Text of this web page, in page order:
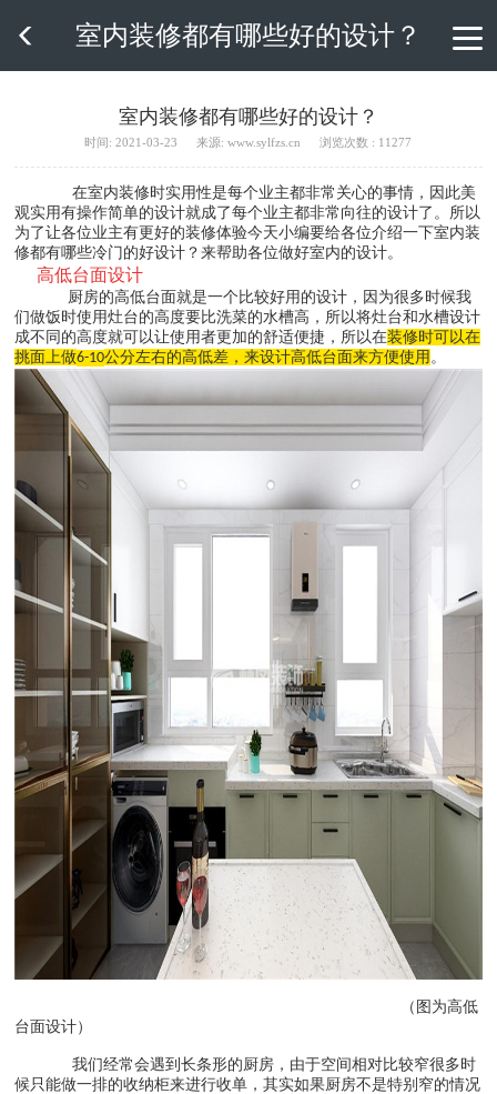
 室内装修都有哪些好的设计？
室内装修都有哪些好的设计？
时间: 2021-03-23 来源: www.sylfzs.cn 浏览次数 : 11277
在室内装修时实用性是每个业主都非常关心的事情，因此美
观实用有操作简单的设计就成了每个业主都非常向往的设计了。所以
为了让各位业主有更好的装修体验今天小编要给各位介绍一下室内装
修都有哪些冷门的好设计？来帮助各位做好室内的设计。
高低台面设计
厨房的高低台面就是一个比较好用的设计，因为很多时候我
们做饭时使用灶台的高度要比洗菜的水槽高，所以将灶台和水槽设计
成不同的高度就可以让使用者更加的舒适便捷，所以在装修时可以在
挑面上做6-10公分左右的高低差，来设计高低台面来方便使用 。
（图为高低
台面设计）
我们经常会遇到长条形的厨房，由于空间相对比较窄很多时
候只能做一排的收纳柜来进行收单，其实如果厨房不是特别窄的情况